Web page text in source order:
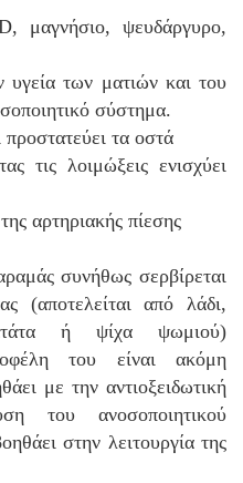
μαγνήσιο, ψευδάργυρο,
υγεία των ματιών και του
σύστημα.
τα οστά
τις λοιμώξεις ενισχύει
αρτηριακής πίεσης
συνήθως σερβίρεται
(αποτελείται από λάδι,
ή ψίχα ψωμιού)
του είναι ακόμη
με την αντιοξειδωτική
του ανοσοποιητικού
στην λειτουργία της